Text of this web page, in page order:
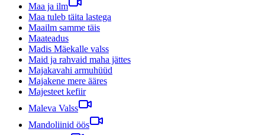
Maa ja ilm
Maa tuleb täita lastega
Maailm samme täis
Maateadus
Madis Mäekalle valss
Maid ja rahvaid maha jättes
Majakavahi armuhüüd
Majakene mere ääres
Majesteet kefiir
Maleva Valss
Mandoliinid öös